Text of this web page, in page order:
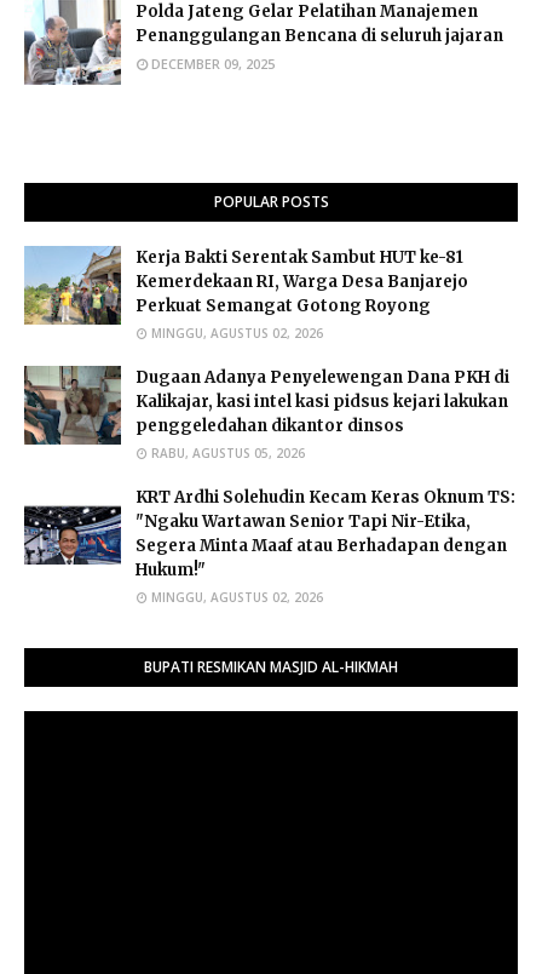
Polda Jateng Gelar Pelatihan Manajemen
Penanggulangan Bencana di seluruh jajaran
DECEMBER 09, 2025
POPULAR POSTS
Kerja Bakti Serentak Sambut HUT ke-81
Kemerdekaan RI, Warga Desa Banjarejo
Perkuat Semangat Gotong Royong
MINGGU, AGUSTUS 02, 2026
Dugaan Adanya Penyelewengan Dana PKH di
Kalikajar, kasi intel kasi pidsus kejari lakukan
penggeledahan dikantor dinsos
RABU, AGUSTUS 05, 2026
​KRT Ardhi Solehudin Kecam Keras Oknum TS:
"Ngaku Wartawan Senior Tapi Nir-Etika,
Segera Minta Maaf atau Berhadapan dengan
Hukum!"
MINGGU, AGUSTUS 02, 2026
BUPATI RESMIKAN MASJID AL-HIKMAH